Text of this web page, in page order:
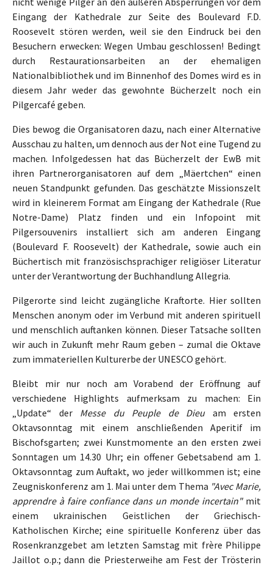
Eingang der Kathedrale zur Seite des Boulevard F.D.
Roosevelt stören werden, weil sie den Eindruck bei den
Besuchern erwecken: Wegen Umbau geschlossen! Bedingt
durch Restaurationsarbeiten an der ehemaligen
Nationalbibliothek und im Binnenhof des Domes wird es in
diesem Jahr weder das gewohnte Bücherzelt noch ein
Pilgercafé geben.
Dies bewog die Organisatoren dazu, nach einer Alternative
Ausschau zu halten, um dennoch aus der Not eine Tugend zu
machen. Infolgedessen hat das Bücherzelt der EwB mit
ihren Partnerorganisatoren auf dem „Mäertchen“ einen
neuen Standpunkt gefunden. Das geschätzte Missionszelt
wird in kleinerem Format am Eingang der Kathedrale (Rue
Notre-Dame) Platz finden und ein Infopoint mit
Pilgersouvenirs installiert sich am anderen Eingang
(Boulevard F. Roosevelt) der Kathedrale, sowie auch ein
Büchertisch mit französischsprachiger religiöser Literatur
unter der Verantwortung der Buchhandlung Allegria.
Pilgerorte sind leicht zugängliche Kraftorte. Hier sollten
Menschen anonym oder im Verbund mit anderen spirituell
und menschlich auftanken können. Dieser Tatsache sollten
wir auch in Zukunft mehr Raum geben – zumal die Oktave
zum immateriellen Kulturerbe der UNESCO gehört.
Bleibt mir nur noch am Vorabend der Eröffnung auf
verschiedene Highlights aufmerksam zu machen: Ein
„Update“ der Messe du Peuple de Dieuam ersten
Oktavsonntag mit einem anschließenden Aperitif im
Bischofsgarten; zwei Kunstmomente an den ersten zwei
Sonntagen um 14.30 Uhr; ein offener Gebetsabend am 1.
Oktavsonntag zum Auftakt, wo jeder willkommen ist; eine
Zeugniskonferenz am 1. Mai unter dem Thema "Avec Marie,
apprendre à faire confiance dans un monde incertain" mit
einem ukrainischen Geistlichen der Griechisch-
Katholischen Kirche; eine spirituelle Konferenz über das
Rosenkranzgebet am letzten Samstag mit frère Philippe
Jaillot o.p.; dann die Priesterweihe am Fest der Trösterin